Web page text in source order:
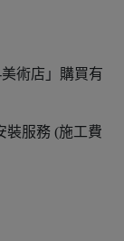
術店」購買有
裝服務 (施工費